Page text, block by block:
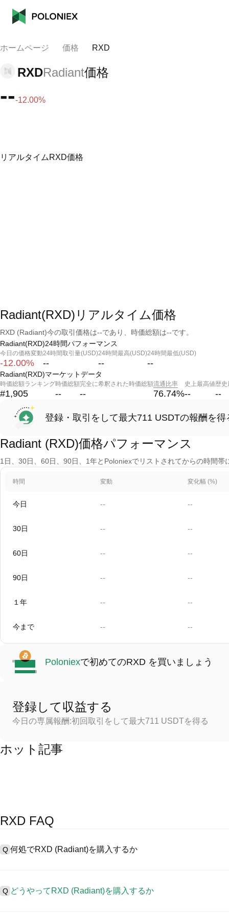
ホームページ 価格 RXD
RXDRadiant価格
---12.00%
リアルタイムRXD価格
Radiant(RXD)リアルタイム価格
RXD (Radiant)今の取引価格は--であり、時価総額は--です。
Radiant(RXD)24時間パフォーマンス
今日の価格変動
-12.00%
24時間取引量(USD)
--
24時間最高(USD)
--
24時間最低(USD)
--
Radiant(RXD)マーケットデータ
時価総額ランキング
#1,905
時価総額
--
完全に希釈された時価総額
--
流通比率
76.74%
史上最高値
--
歴史
--
登録・取引をして最大711 USDTの報酬を得
Radiant (RXD)価格パフォーマンス
1日、30日、60日、90日、1年とPoloniexでリストされてからの時間
時間 変動 変化幅 (%)
今日 -- --
30日 -- --
60日 -- --
90日 -- --
１年 -- --
今まで -- --
Poloniexで初めてのRXD を買いましょう
登録して収益する
今日の専属報酬:初回取引をして最大711 USDTを得る
ホット記事
RXD FAQ
Q 何処でRXD (Radiant)を購入するか
に、ユーザーに向けるインターフェース、高質・多様な取引ツー
の取引を認め、競争力のある取引手数料を用意しています。
Q どうやってRXD (Radiant)を購入するか